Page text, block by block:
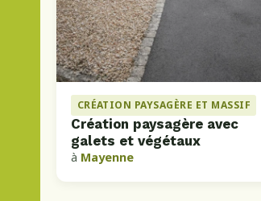
CRÉATION PAYSAGÈRE ET MASSIF
Création paysagère avec
galets et végétaux
à Mayenne